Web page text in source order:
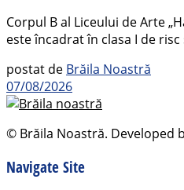
Corpul B al Liceului de Arte
este încadrat în clasa I de risc
postat de Brăila Noastră
07/08/2026
© Brăila Noastră. Developed
Navigate Site